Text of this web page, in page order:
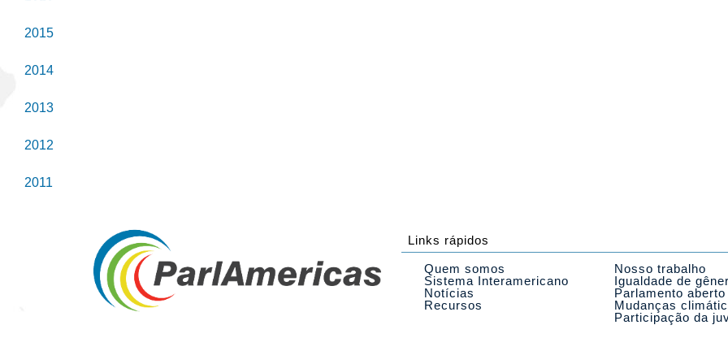
2015
2014
2013
2012
2011
Links rápidos
Quem somos
Sistema Interamericano
Notícias
Recursos
Nosso trabalho
Igualdade de
Parlamento aberto
Mudanças
Participação da